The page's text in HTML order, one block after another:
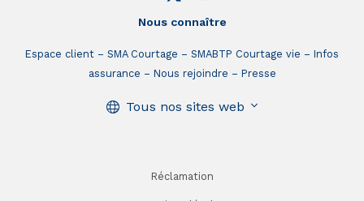
Nous connaître
Espace client SMA Courtage SMABTP Courtage vie
Infos
assurance
Nous rejoindre Presse
Tous nos sites web
Réclamation